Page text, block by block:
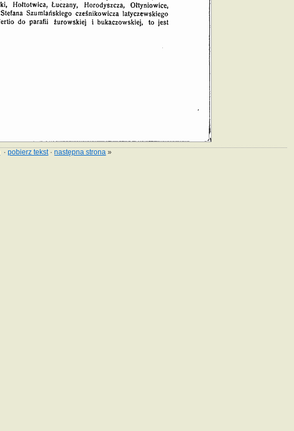
·pobierz tekst·następna strona »